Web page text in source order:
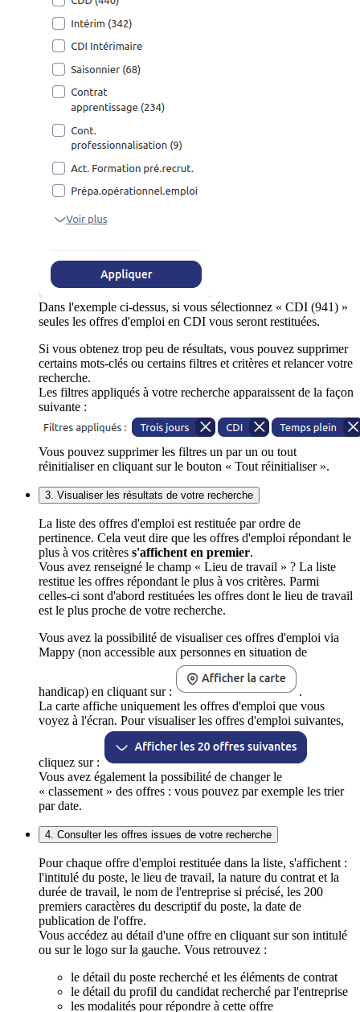
Dans l'exemple ci-dessus, si vous sélectionnez « CDI (941) »
seules les offres d'emploi en CDI vous seront restituées.
Si vous obtenez trop peu de résultats, vous pouvez supprimer
certains mots-clés ou certains filtres et critères et relancer votre
recherche.
Les filtres appliqués à votre recherche apparaissent de la façon
suivante :
Vous pouvez supprimer les filtres un par un ou tout
réinitialiser en cliquant sur le bouton « Tout réinitialiser ».
3. Visualiser les résultats de votre recherche
La liste des offres d'emploi est restituée par ordre de
pertinence. Cela veut dire que les offres d'emploi répondant le
plus à vos critères s'affichent en premier.
Vous avez renseigné le champ « Lieu de travail » ? La liste
restitue les offres répondant le plus à vos critères. Parmi
celles-ci sont d'abord restituées les offres dont le lieu de travail
est le plus proche de votre recherche.
Vous avez la possibilité de visualiser ces offres d'emploi via
Mappy (non accessible aux personnes en situation de
handicap) en cliquant sur :
.
La carte affiche uniquement les offres d'emploi que vous
voyez à l'écran. Pour visualiser les offres d'emploi suivantes,
cliquez sur :
Vous avez également la possibilité de changer le
« classement » des offres : vous pouvez par exemple les trier
par date.
4. Consulter les offres issues de votre recherche
Pour chaque offre d'emploi restituée dans la liste, s'affichent :
l'intitulé du poste, le lieu de travail, la nature du contrat et la
durée de travail, le nom de l'entreprise si précisé, les 200
premiers caractères du descriptif du poste, la date de
publication de l'offre.
Vous accédez au détail d'une offre en cliquant sur son intitulé
ou sur le logo sur la gauche. Vous retrouvez :
le détail du poste recherché et les éléments de contrat
le détail du profil du candidat recherché par l'entreprise
les modalités pour répondre à cette offre